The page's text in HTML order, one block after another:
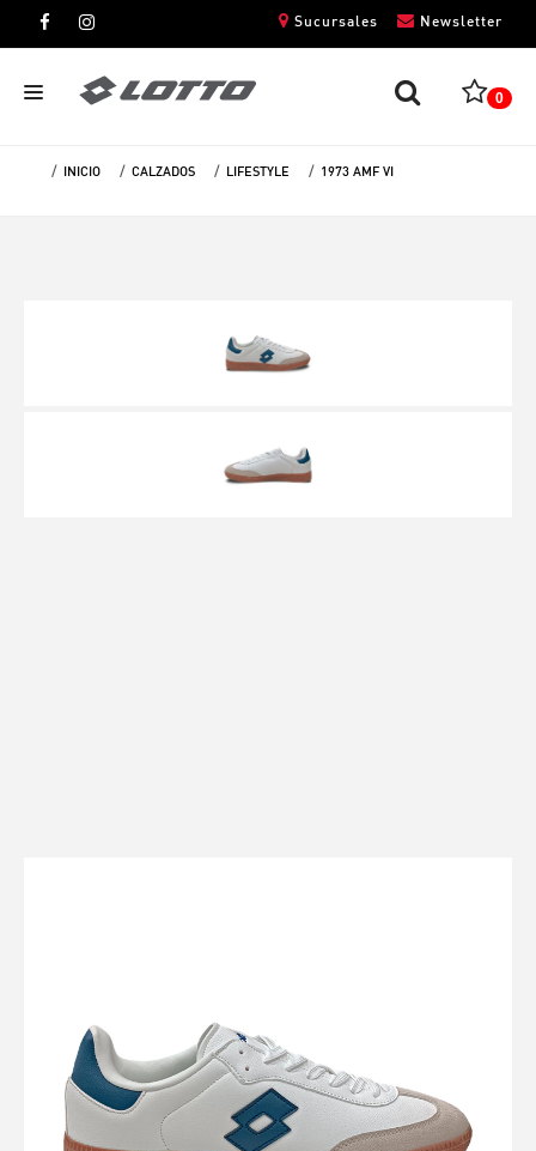
Newsletter
Sucursales
0
INICIO CALZADOS LIFESTYLE 1973 AMF VI